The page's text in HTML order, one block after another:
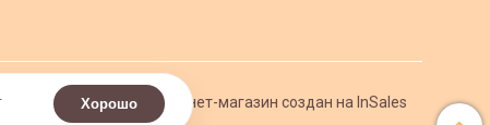
Интернет-магазин создан на InSales
Хорошо